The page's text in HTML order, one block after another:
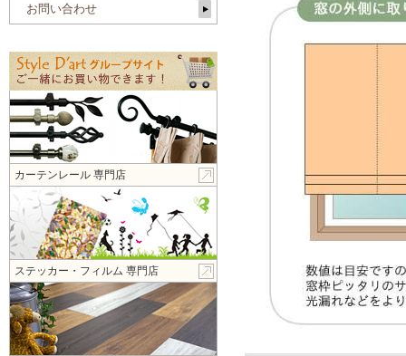
お問い合わせ
カーテンレール 専門店
ステッカー・フィルム 専門店